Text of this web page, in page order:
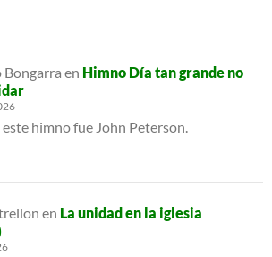
Bongarra en Himno Día tan grande no
himno fue John Peterson.
en La unidad en la iglesia